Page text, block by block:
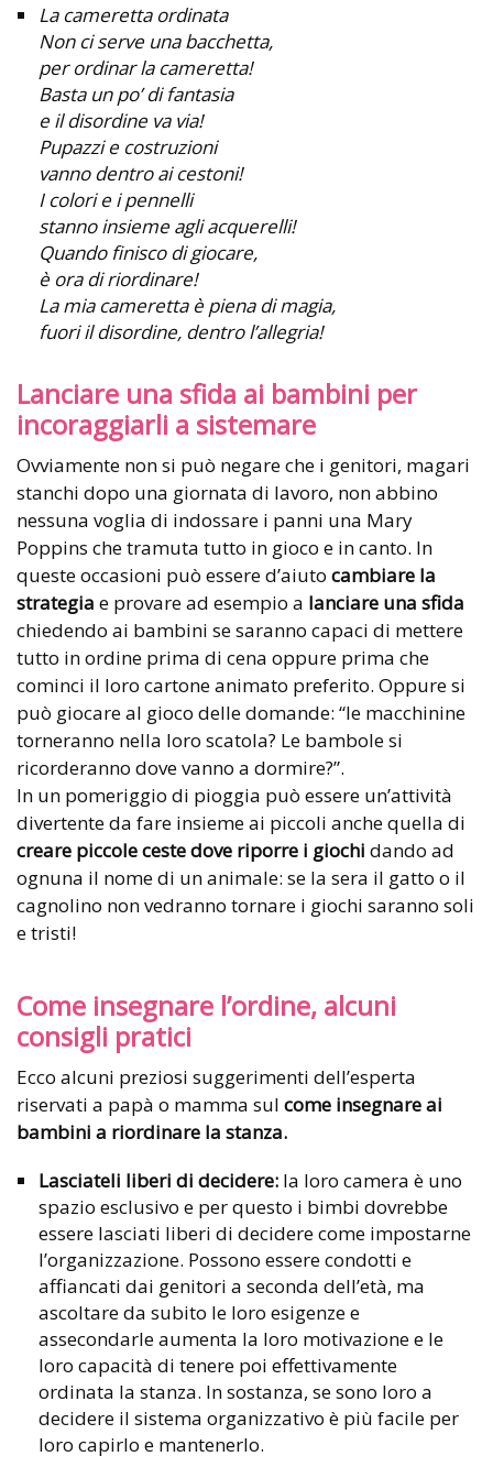
La cameretta ordinata
Non ci serve una bacchetta,
per ordinar la cameretta!
Basta un po’ di fantasia
e il disordine va via!
Pupazzi e costruzioni
vanno dentro ai cestoni!
I colori e i pennelli
stanno insieme agli acquerelli!
Quando finisco di giocare,
è ora di riordinare!
La mia cameretta è piena di magia,
fuori il disordine, dentro l’allegria!
Lanciare una sfida ai bambini per
incoraggiarli a sistemare
Ovviamente non si può negare che i genitori, magari
stanchi dopo una giornata di lavoro, non abbino
nessuna voglia di indossare i panni una Mary
Poppins che tramuta tutto in gioco e in canto. In
queste occasioni può essere d’aiuto cambiare la
strategia e provare ad esempio a lanciare una sfida
chiedendo ai bambini se saranno capaci di mettere
tutto in ordine prima di cena oppure prima che
cominci il loro cartone animato preferito. Oppure si
può giocare al gioco delle domande: “le macchinine
torneranno nella loro scatola? Le bambole si
ricorderanno dove vanno a dormire?”.
In un pomeriggio di pioggia può essere un’attività
divertente da fare insieme ai piccoli anche quella di
creare piccole ceste dove riporre i giochi dando ad
ognuna il nome di un animale: se la sera il gatto o il
cagnolino non vedranno tornare i giochi saranno soli
e tristi!
Come insegnare l’ordine, alcuni
consigli pratici
Ecco alcuni preziosi suggerimenti dell’esperta
riservati a papà o mamma sul come insegnare ai
bambini a riordinare la stanza.
Lasciateli liberi di decidere: la loro camera è uno
spazio esclusivo e per questo i bimbi dovrebbe
essere lasciati liberi di decidere come impostarne
l’organizzazione. Possono essere condotti e
affiancati dai genitori a seconda dell’età, ma
ascoltare da subito le loro esigenze e
assecondarle aumenta la loro motivazione e le
loro capacità di tenere poi effettivamente
ordinata la stanza. In sostanza, se sono loro a
decidere il sistema organizzativo è più facile per
loro capirlo e mantenerlo.